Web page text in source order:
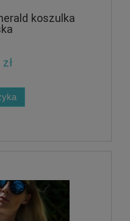
koszulka